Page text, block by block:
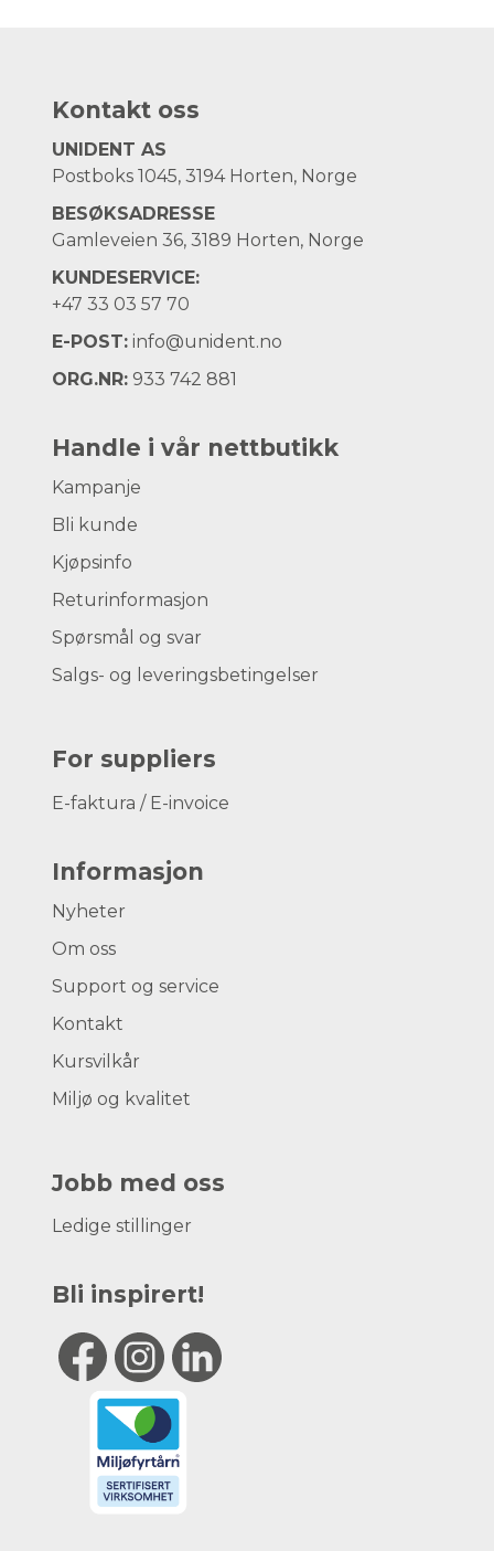
Kontakt oss
UNIDENT AS
Postboks 1045, 3194 Horten, Norge
BESØKSADRESSE
Gamleveien 36, 3189 Horten, Norge
KUNDESERVICE:
+4733 03 57 70
E-POST: info@unident.no
ORG.NR: 933 742 881
Handle i vår nettbutikk
Kampanje
Bli kunde
Kjøpsinfo
Returinformasjon
Spørsmål og svar
Salgs- og leveringsbetingelser
For suppliers
E-faktura / E-invoice
Informasjon
Nyheter
Om oss
Support og service
Kontakt
Kursvilkår
Miljø og kvalitet
Jobb med oss
Ledige stillinger
Bli inspirert!